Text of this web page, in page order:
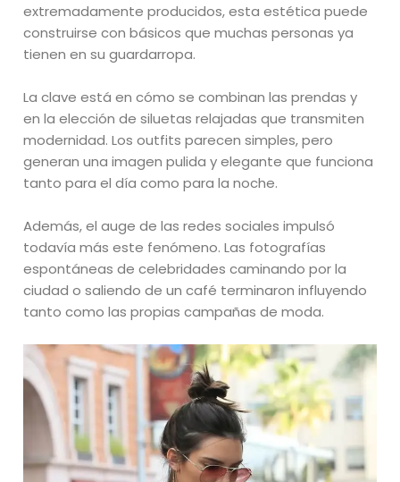
extremadamente producidos, esta estética puede
construirse con básicos que muchas personas ya
tienen en su guardarropa.
La clave está en cómo se combinan las prendas y
en la elección de siluetas relajadas que transmiten
modernidad. Los outfits parecen simples, pero
generan una imagen pulida y elegante que funciona
tanto para el día como para la noche.
Además, el auge de las redes sociales impulsó
todavía más este fenómeno. Las fotografías
espontáneas de celebridades caminando por la
ciudad o saliendo de un café terminaron influyendo
tanto como las propias campañas de moda.